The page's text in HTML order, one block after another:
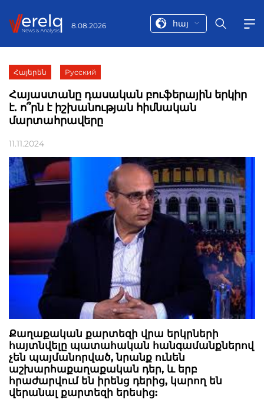
8.08.2026 հայ
Հայերեն Русский
Հայաստանը դասական բուֆերային երկիր
է. ո՞րն է իշխանության հիմնական
մարտահրավերը
11.11.2024
Քաղաքական քարտեզի վրա երկրների
հայտնվելը պատահական հանգամանքներով
չեն պայմանորված, նրանք ունեն
աշխարհաքաղաքական դեր, և երբ
հրաժարվում են իրենց դերից, կարող են
վերանալ քարտեզի երեսից: